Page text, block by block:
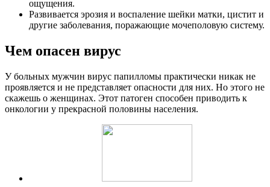
ощущения.
Развивается эрозия и воспаление шейки матки, цистит и
другие заболевания, поражающие мочеполовую систему.
Чем опасен вирус
У больных мужчин вирус папилломы практически никак не
проявляется и не представляет опасности для них. Но этого не
скажешь о женщинах. Этот патоген способен приводить к
онкологии у прекрасной половины населения.